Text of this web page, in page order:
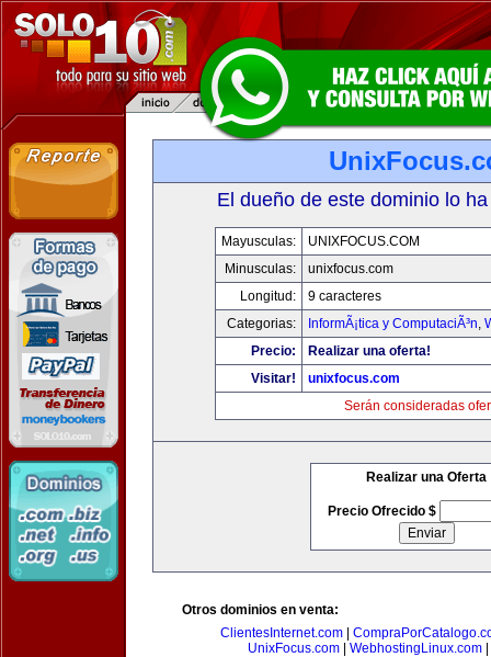
El dueño de este dominio lo
Mayusculas:
UNIXFOCUS.COM
Minusculas:
unixfocus.com
Longitud:
9 caracteres
Categorias:
InformÃ¡tica y ComputaciÃ³n,
Precio:
Realizar una oferta!
Visitar!
unixfocus.com
Serán consideradas
Realizar una Oferta
Precio Ofrecido $
Otros dominios en venta:
ClientesInternet.com
UnixFocus.com| WebhostingLinux.com|